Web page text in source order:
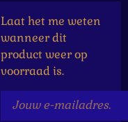
Laat het me weten
wanneer dit
product weer op
voorraad is.